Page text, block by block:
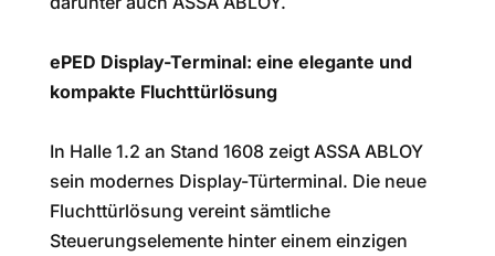
ePED Display-Terminal: eine elegante und
kompakte Fluchttürlösung
In Halle 1.2 an Stand 1608 zeigt ASSA ABLOY
sein modernes Display-Türterminal. Die neue
Fluchttürlösung vereint sämtliche
Steuerungselemente hinter einem einzigen